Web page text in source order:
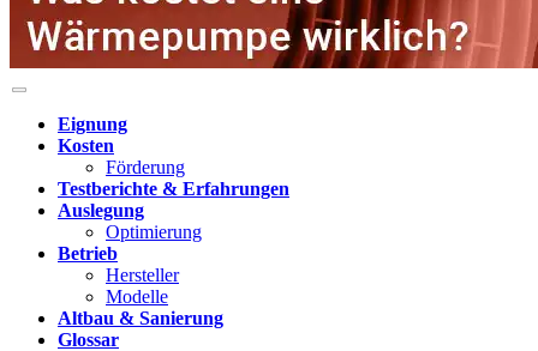
Eignung
Kosten
Förderung
Testberichte & Erfahrungen
Auslegung
Optimierung
Betrieb
Hersteller
Modelle
Altbau & Sanierung
Glossar